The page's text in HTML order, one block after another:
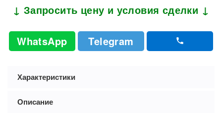
↓ Запросить цену и условия сделки ↓
WhatsApp Telegram
Характеристики
Описание